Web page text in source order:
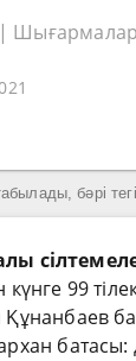
| Шығармалар
күнге 99
батасы: